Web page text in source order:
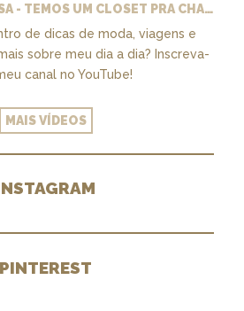
EP. 6: A SAGA DA CASA - TEMOS UM CLOSET PRA CHAMAR DE NOSSO + MARCENARIA E PAISAGISMO
de dicas de moda, viagens e
sobre meu dia a dia? Inscreva-
canal no YouTube!
MAIS VÍDEOS
PINTEREST